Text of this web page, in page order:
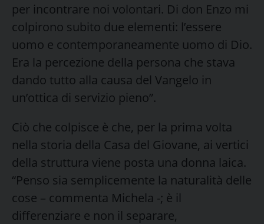
per incontrare noi volontari. Di don Enzo mi
colpirono subito due elementi: l’essere
uomo e contemporaneamente uomo di Dio.
Era la percezione della persona che stava
dando tutto alla causa del Vangelo in
un’ottica di servizio pieno”.
Ciò che colpisce è che, per la prima volta
nella storia della Casa del Giovane, ai vertici
della struttura viene posta una donna laica.
“Penso sia semplicemente la naturalità delle
cose – commenta Michela -; è il
differenziare e non il separare,